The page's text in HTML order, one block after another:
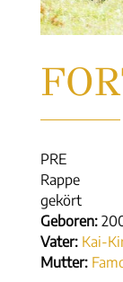
PRE
Rappe
gekört
Geboren:
Vater: Kai-
Mutter: